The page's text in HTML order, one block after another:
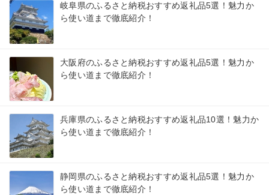
岐阜県のふるさと納税おすすめ返礼品5選！魅力か
ら使い道まで徹底紹介！
大阪府のふるさと納税おすすめ返礼品5選！魅力か
ら使い道まで徹底紹介！
兵庫県のふるさと納税おすすめ返礼品10選！魅力か
ら使い道まで徹底紹介！
静岡県のふるさと納税おすすめ返礼品5選！魅力か
ら使い道まで徹底紹介！